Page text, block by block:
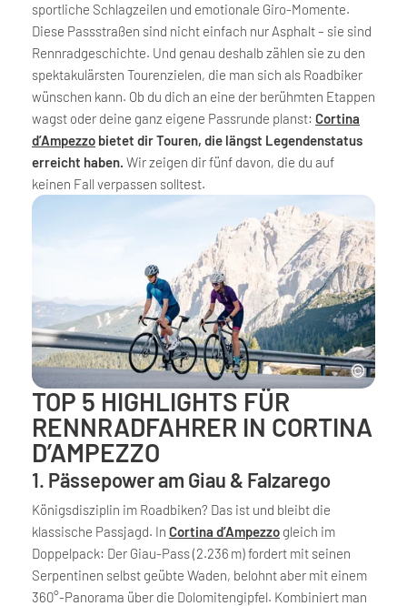
sportliche Schlagzeilen und emotionale Giro-Momente.
Diese Passstraßen sind nicht einfach nur Asphalt – sie sind
Rennradgeschichte. Und genau deshalb zählen sie zu den
spektakulärsten Tourenzielen, die man sich als Roadbiker
wünschen kann. Ob du dich an eine der berühmten Etappen
wagst oder deine ganz eigene Passrunde planst: Cortina
d’Ampezzo bietet dir Touren, die längst Legendenstatus
erreicht haben. Wir zeigen dir fünf davon, die du auf
keinen Fall verpassen solltest.
TOP 5 HIGHLIGHTS FÜR
RENNRADFAHRER IN CORTINA
D’AMPEZZO
1. Pässepower am Giau & Falzarego
Königsdisziplin im Roadbiken? Das ist und bleibt die
klassische Passjagd. In Cortina d’Ampezzo gleich im
Doppelpack: Der Giau-Pass (2.236 m) fordert mit seinen
Serpentinen selbst geübte Waden, belohnt aber mit einem
360°-Panorama über die Dolomitengipfel. Kombiniert man